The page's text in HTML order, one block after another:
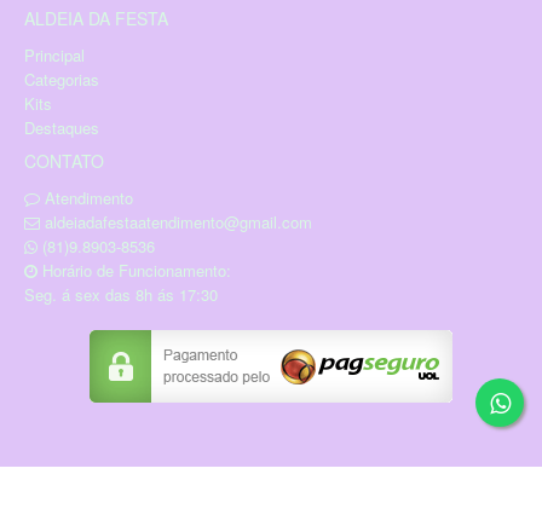
ALDEIA DA FESTA
Principal
Categorias
Kits
Destaques
CONTATO
Atendimento
aldeiadafestaatendimento@gmail.com
(81)9.8903-8536
Horário de Funcionamento:
Seg. á sex das 8h ás 17:30